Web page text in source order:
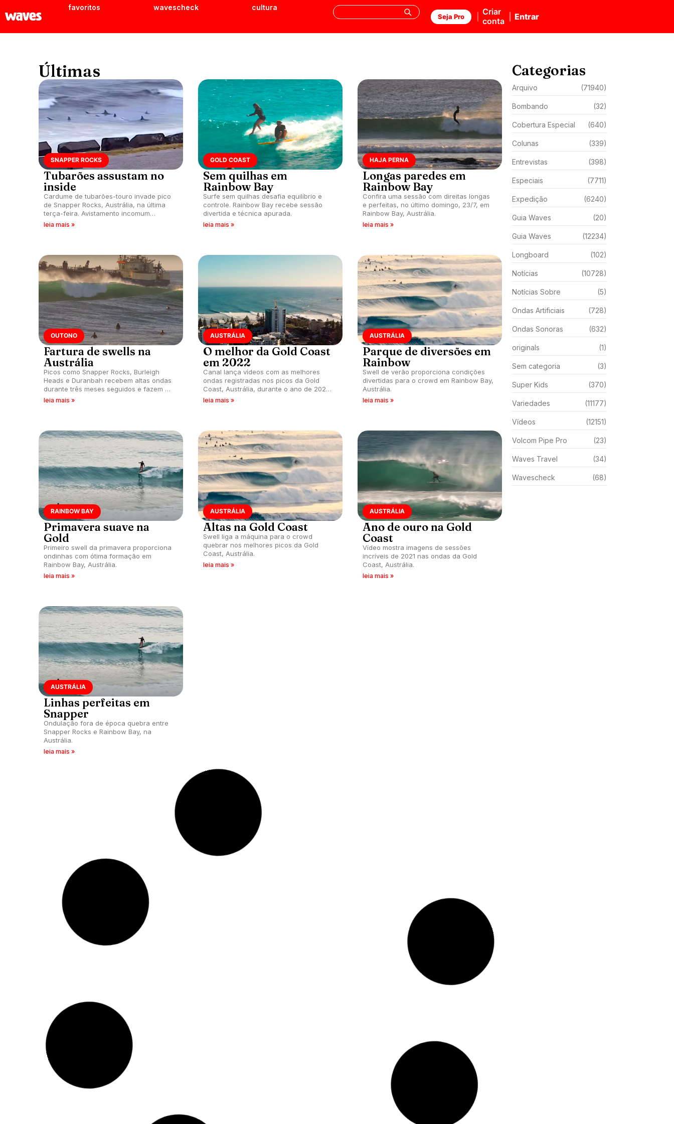
favoritos wavescheck cultura
Seja Pro
Criar
conta
Entrar
Últimas
SNAPPER ROCKS
Tubarões assustam no
inside
Cardume de tubarões-touro invade pico
de Snapper Rocks, Austrália, na última
terça-feira. Avistamento incomum
assusta surfistas e frequentadores.
leia mais »
GOLD COAST
Sem quilhas em
Rainbow Bay
Surfe sem quilhas desafia equilíbrio e
controle. Rainbow Bay recebe sessão
divertida e técnica apurada.
leia mais »
HAJA PERNA
Longas paredes em
Rainbow Bay
Confira uma sessão com direitas longas
e perfeitas, no último domingo, 23/7, em
Rainbow Bay, Austrália.
leia mais »
OUTONO
Fartura de swells na
Austrália
Picos como Snapper Rocks, Burleigh
Heads e Duranbah recebem altas ondas
durante três meses seguidos e fazem a
festa da galera australiana.
leia mais »
AUSTRÁLIA
O melhor da Gold Coast
em 2022
Canal lança vídeos com as melhores
ondas registradas nos picos da Gold
Coast, Austrália, durante o ano de 2022.
Kirra, Snapper Rocks, Duranbah,
leia mais »
AUSTRÁLIA
Parque de diversões em
Rainbow
Swell de verão proporciona condições
divertidas para o crowd em Rainbow Bay,
Austrália.
leia mais »
RAINBOW BAY
Primavera suave na
Gold
Primeiro swell da primavera proporciona
ondinhas com ótima formação em
Rainbow Bay, Austrália.
leia mais »
AUSTRÁLIA
Altas na Gold Coast
Swell liga a máquina para o crowd
quebrar nos melhores picos da Gold
Coast, Austrália.
leia mais »
AUSTRÁLIA
Ano de ouro na Gold
Coast
Vídeo mostra imagens de sessões
incríveis de 2021 nas ondas da Gold
Coast, Austrália.
leia mais »
AUSTRÁLIA
Linhas perfeitas em
Snapper
Ondulação fora de época quebra entre
Snapper Rocks e Rainbow Bay, na
Austrália.
leia mais »
Categorias
Arquivo (71940)
Bombando (32)
Cobertura Especial (640)
Colunas (339)
Entrevistas (398)
Especiais (7711)
Expedição (6240)
Guia Waves (20)
Guia Waves (12234)
Longboard (102)
Notícias (10728)
Notícias Sobre (5)
Ondas Artificiais (728)
Ondas Sonoras (632)
originals (1)
Sem categoria (3)
Super Kids (370)
Variedades (11177)
Vídeos (12151)
Volcom Pipe Pro (23)
Waves Travel (34)
Wavescheck (68)